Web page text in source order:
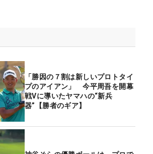
「勝因の７割は新しいプロトタイ
プのアイアン」 今平周吾を開幕
戦Vに導いたヤマハの“新兵
器”【勝者のギア】